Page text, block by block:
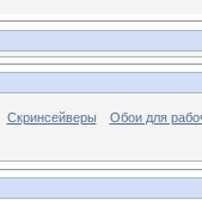
Скринсейверы Обои для